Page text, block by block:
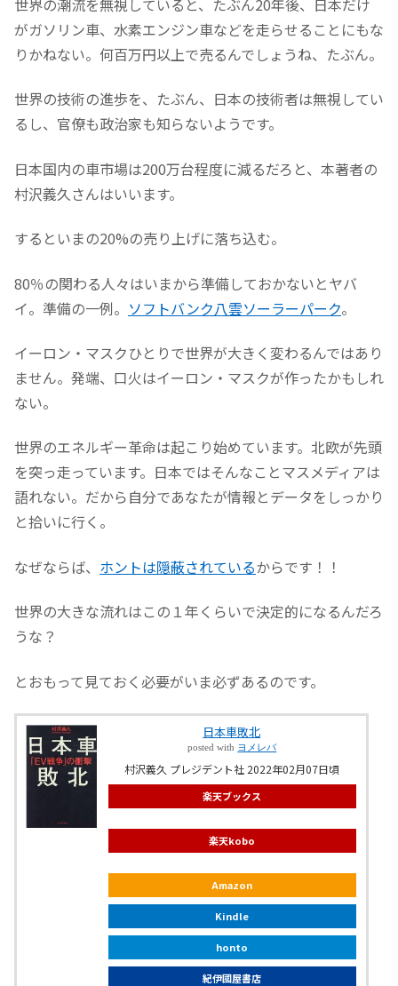
世界の潮流を無視していると、たぶん20年後、日本だけ
がガソリン車、水素エンジン車などを走らせることにもな
りかねない。何百万円以上で売るんでしょうね、たぶん。
世界の技術の進歩を、たぶん、日本の技術者は無視してい
るし、官僚も政治家も知らないようです。
日本国内の車市場は200万台程度に減るだろと、本著者の
村沢義久さんはいいます。
するといまの20%の売り上げに落ち込む。
80％の関わる人々はいまから準備しておかないとヤバ
イ。準備の一例。 ソフトバンク八雲ソーラーパーク。
イーロン・マスクひとりで世界が大きく変わるんではあり
ません。発端、口火はイーロン・マスクが作ったかもしれ
ない。
世界のエネルギー革命は起こり始めています。北欧が先頭
を突っ走っています。日本ではそんなことマスメディアは
語れない。だから自分であなたが情報とデータをしっかり
と拾いに行く。
なぜならば、 ホントは隠蔽されているからです！！
世界の大きな流れはこの１年くらいで決定的になるんだろ
うな？
とおもって見ておく必要がいま必ずあるのです。
日本車敗北
posted with ヨメレバ
村沢義久 プレジデント社 2022年02月07日頃
楽天ブックス
楽天kobo
Amazon
Kindle
honto
紀伊國屋書店